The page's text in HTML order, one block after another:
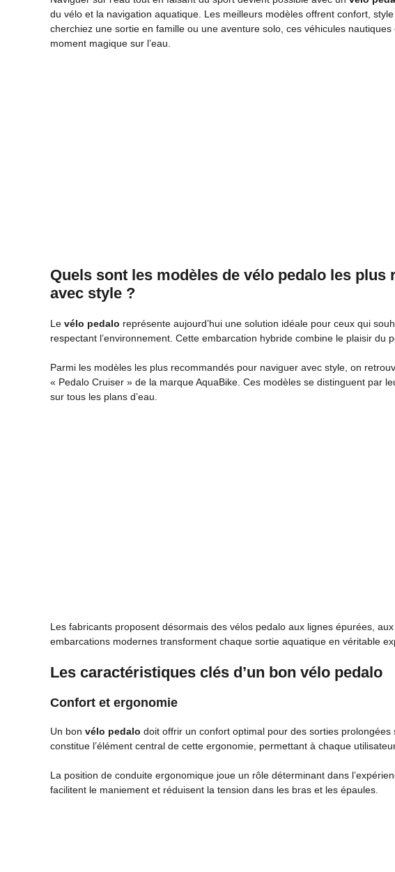
du vélo et la navigation aquatique. Les meilleurs modèles offrent confort,
cherchiez une sortie en famille ou une aventure solo, ces véhicules
moment magique sur l’eau.
Quels sont les modèles de vélo pedalo les
avec style ?
Le vélo pedalo représente aujourd’hui une solution idéale pour ceux qui
respectant l’environnement. Cette embarcation hybride combine le plaisir du
Parmi les modèles les plus recommandés pour naviguer avec style, on
« Pedalo Cruiser » de la marque AquaBike. Ces modèles se distinguent par
sur tous les plans d’eau.
Les fabricants proposent désormais des vélos pedalo aux lignes épurées,
embarcations modernes transforment chaque sortie aquatique en véritable
Les caractéristiques clés d’un bon vélo pedalo
Confort et ergonomie
Un bon vélo pedalo doit offrir un confort optimal pour des sorties
constitue l’élément central de cette ergonomie, permettant à chaque
La position de conduite ergonomique joue un rôle déterminant dans
facilitent le maniement et réduisent la tension dans les bras et les épaules.